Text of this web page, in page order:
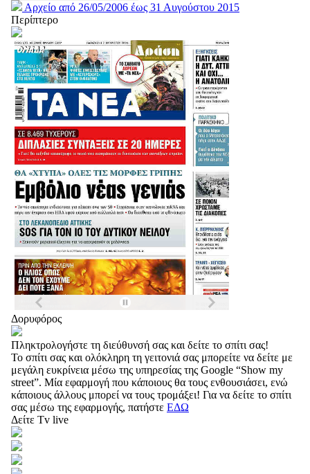
Αρχείο από 26/05/2006 έως 31 Αυγούστου 2015
Περίπτερο
Δορυφόρος
Πληκτρολογήστε τη διεύθυνσή σας και δείτε το σπίτι σας!
Το σπίτι σας και ολόκληρη τη γειτονιά σας μπορείτε να δείτε με
μεγάλη ευκρίνεια μέσω της υπηρεσίας της Google “Show my
street”. Μία εφαρμογή που κάποιους θα τους ενθουσιάσει, ενώ
κάποιους άλλους μπορεί να τους τρομάξει! Για να δείτε το σπίτι
σας μέσω της εφαρμογής, πατήστε ΕΔΩ
Δείτε Tv live